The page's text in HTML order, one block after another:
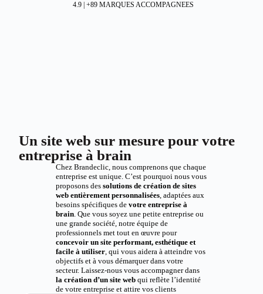
4.9 | +89 MARQUES ACCOMPAGNEES
Un site web sur mesure pour votre
entreprise à brain
Chez Brandeclic, nous comprenons que chaque
entreprise est unique. C’est pourquoi nous vous
proposons des solutions de création de sites
web entièrement personnalisées, adaptées aux
besoins spécifiques de votre entreprise à
brain. Que vous soyez une petite entreprise ou
une grande société, notre équipe de
professionnels met tout en œuvre pour
concevoir un site performant, esthétique et
facile à utiliser, qui vous aidera à atteindre vos
objectifs et à vous démarquer dans votre
secteur. Laissez-nous vous accompagner dans
la création d’un site webqui reflète l’identité
de votre entreprise et attire vos clients